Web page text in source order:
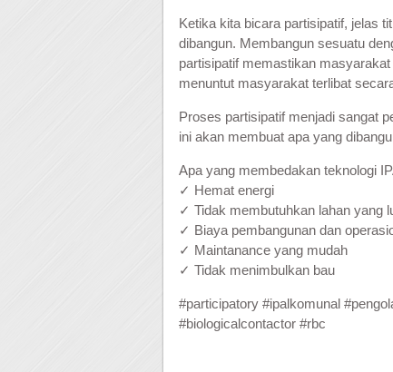
Ketika kita bicara partisipatif, jelas
dibangun. Membangun sesuatu
partisipatif memastikan
menuntut masyarakat terlibat
Proses partisipatif menjadi sangat
ini akan membuat apa yang
Apa yang membedakan teknologi
✓ Hemat energi
✓ Tidak membutuhkan lahan yang
✓ Biaya pembangunan dan
✓ Maintanance yang mudah
✓ Tidak menimbulkan bau
#participatory #ipalkomunal #
#biologicalcontactor #rbc